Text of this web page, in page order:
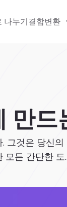
나누기결합변환
만드
것은 당신
든 간단한 도